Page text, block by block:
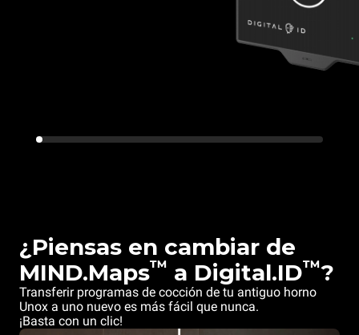
¿Piensas en cambiar de
MIND.Maps™ a Digital.ID™?
Transferir programas de cocción de tu antiguo horno
Unox a uno nuevo es más fácil que nunca.
¡Basta con un clic!